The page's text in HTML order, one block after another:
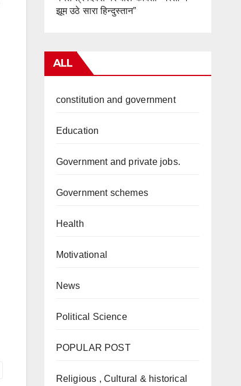
झूम उठे सारा हिन्दुस्तान”
ALL
constitution and government
Education
Government and private jobs.
Government schemes
Health
Motivational
News
Political Science
POPULAR POST
Religious , Cultural & historical